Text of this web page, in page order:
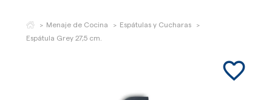
Menaje de Cocina
Espátulas y Cucharas
Espátula Grey 27,5 cm.
favorite_border